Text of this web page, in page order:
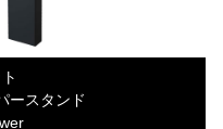
ースタンド